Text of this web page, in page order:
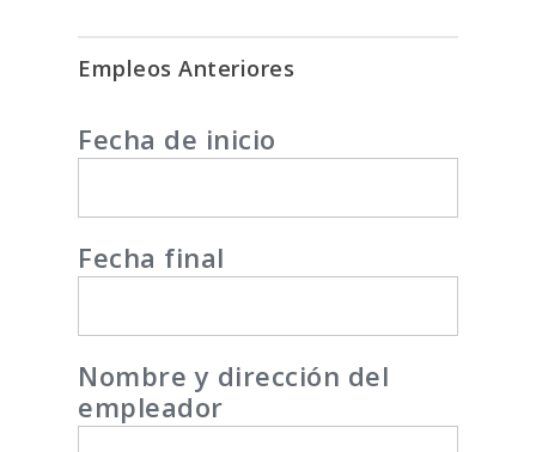
Empleos Anteriores
Fecha de inicio
Fecha final
Nombre y dirección del
empleador